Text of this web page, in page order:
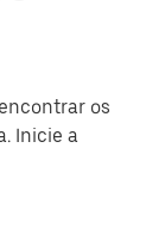
os
Inicie a